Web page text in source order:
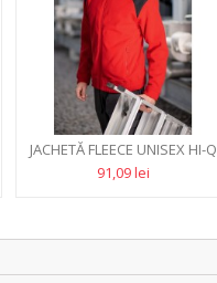
JACHETĂ FLEECE UNISEX HI-Q
360
91,09 lei